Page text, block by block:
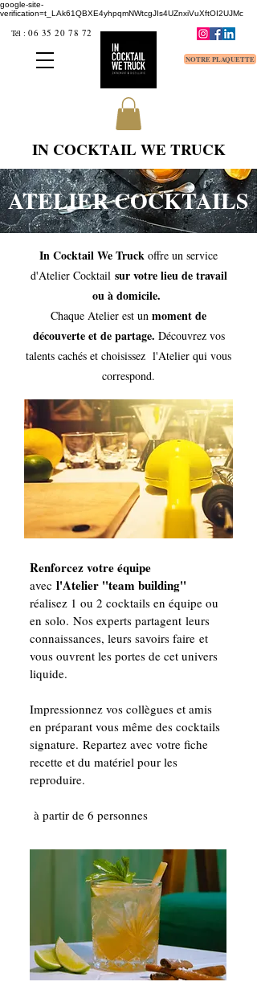
google-site-
verification=t_LAk61QBXE4yhpqmNWtcgJIs4UZnxiVuXftOI2UJMc
IN COCKTAIL WE TRUCK
NOTRE PLAQUETTE
Tél : 06 35 20 78 72
ATELIER COCKTAILS
In Cocktail We Truck offre un service
d'Atelier Cocktail sur votre lieu de travail
ou à domicile.
Chaque Atelier est un moment de
découverte et de partage. Découvrez vos
talents cachés et choisissez l'Atelier qui vous
correspond.
Renforcez votre équipe
avec l'Atelier ''team building''
réalisez 1 ou 2 cocktails en équipe ou
en solo. Nos experts partagent leurs
connaissances, leurs savoirs faire et
vous ouvrent les portes de cet univers
liquide.
Impressionnez vos collègues et amis
en préparant vous même des cocktails
signature. Repartez avec votre fiche
recette et du matériel pour les
reproduire.
à partir de 6 personnes